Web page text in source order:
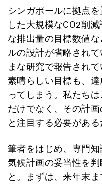
シンガポールに拠点
した大規模なCO2削
な排出量の目標数値
ルの設計が省略され
まな研究で報告され
素晴らしい目標も、
ってしまう。私たち
だけでなく、その計
と注目する必要がある
筆者をはじめ、専門知
気候計画の妥当性を
と。まずは、来年末